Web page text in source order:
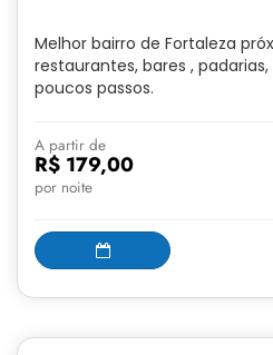
Melhor bairro de Fortaleza
restaurantes, bares ,
poucos passos.
A partir de
R$ 179,00
por noite